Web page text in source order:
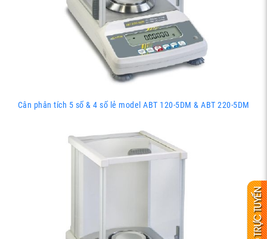
Cân phân tích 5 số & 4 số lẻ model ABT 120-5DM & ABT 220-5DM